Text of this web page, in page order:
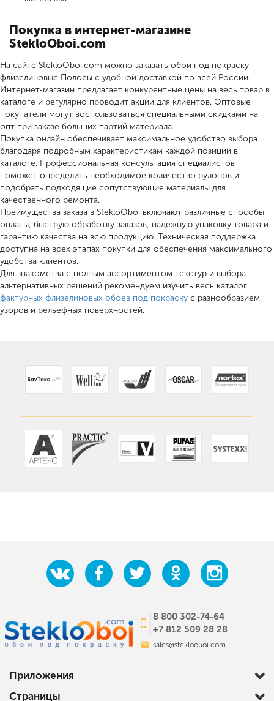
Покупка в интернет-магазине
StekloOboi.com
На сайте StekloOboi.com можно заказать обои под покраску
флизелиновые Полосы с удобной доставкой по всей России.
Интернет-магазин предлагает конкурентные цены на весь товар в
каталоге и регулярно проводит акции для клиентов. Оптовые
покупатели могут воспользоваться специальными скидками на
опт при заказе больших партий материала.
Покупка онлайн обеспечивает максимальное удобство выбора
благодаря подробным характеристикам каждой позиции в
каталоге. Профессиональная консультация специалистов
поможет определить необходимое количество рулонов и
подобрать подходящие сопутствующие материалы для
качественного ремонта.
Преимущества заказа в StekloOboi включают различные способы
оплаты, быструю обработку заказов, надежную упаковку товара и
гарантию качества на всю продукцию. Техническая поддержка
доступна на всех этапах покупки для обеспечения максимального
удобства клиентов.
Для знакомства с полным ассортиментом текстур и выбора
альтернативных решений рекомендуем изучить весь каталог
фактурных флизелиновых обоев под покраску с разнообразием
узоров и рельефных поверхностей.
Приложения
Страницы
8 800 302-74-64
+7 812 509 28 28
sales@steklooboi.com